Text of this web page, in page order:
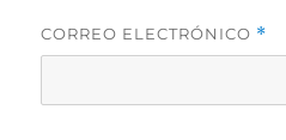
CORREO ELECTRÓNICO *